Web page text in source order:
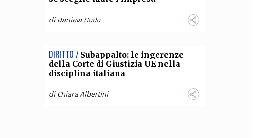
diDaniela Sodo
DIRITTO / Subappalto: le ingerenze
della Corte di Giustizia UE nella
disciplina italiana
diChiara Albertini